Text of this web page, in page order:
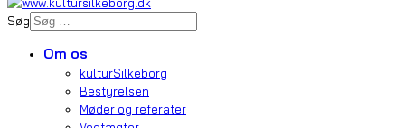
Søg
Om os
kulturSilkeborg
Bestyrelsen
Møder og referater